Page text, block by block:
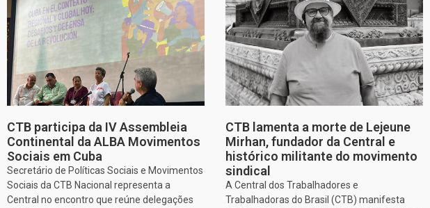
CTB participa da IV Assembleia
Continental da ALBA Movimentos
Sociais em Cuba
Secretário de Políticas Sociais e Movimentos
Sociais da CTB Nacional representa a
Central no encontro que reúne delegações
CTB lamenta a morte de Lejeune
Mirhan, fundador da Central e
histórico militante do movimento
sindical
A Central dos Trabalhadores e
Trabalhadoras do Brasil (CTB) manifesta